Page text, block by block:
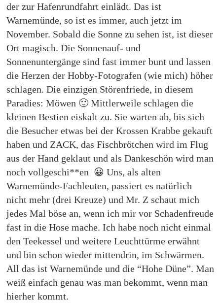
der zur Hafenrundfahrt einlädt. Das ist
Warnemünde, so ist es immer, auch jetzt im
November. Sobald die Sonne zu sehen ist, ist dieser
Ort magisch. Die Sonnenauf- und
Sonnenuntergänge sind fast immer bunt und lassen
die Herzen der Hobby-Fotografen (wie mich) höher
schlagen. Die einzigen Störenfriede, in diesem
Paradies: Möwen 🙂 Mittlerweile schlagen die
kleinen Bestien eiskalt zu. Sie warten ab, bis sich
die Besucher etwas bei der Krossen Krabbe gekauft
haben und ZACK, das Fischbrötchen wird im Flug
aus der Hand geklaut und als Dankeschön wird man
noch vollgeschi**en 😀 Uns, als alten
Warnemünde-Fachleuten, passiert es natürlich
nicht mehr (drei Kreuze) und Mr. Z schaut mich
jedes Mal böse an, wenn ich mir vor Schadenfreude
fast in die Hose mache. Ich habe noch nicht einmal
den Teekessel und weitere Leuchttürme erwähnt
und bin schon wieder mittendrin, im Schwärmen.
All das ist Warnemünde und die “Hohe Düne”. Man
weiß einfach genau was man bekommt, wenn man
hierher kommt.